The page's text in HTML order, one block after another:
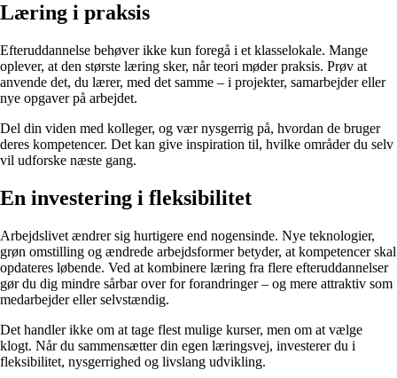
Læring i praksis
Efteruddannelse behøver ikke kun foregå i et klasselokale. Mange
oplever, at den største læring sker, når teori møder praksis. Prøv at
anvende det, du lærer, med det samme – i projekter, samarbejder eller
nye opgaver på arbejdet.
Del din viden med kolleger, og vær nysgerrig på, hvordan de bruger
deres kompetencer. Det kan give inspiration til, hvilke områder du selv
vil udforske næste gang.
En investering i fleksibilitet
Arbejdslivet ændrer sig hurtigere end nogensinde. Nye teknologier,
grøn omstilling og ændrede arbejdsformer betyder, at kompetencer skal
opdateres løbende. Ved at kombinere læring fra flere efteruddannelser
gør du dig mindre sårbar over for forandringer – og mere attraktiv som
medarbejder eller selvstændig.
Det handler ikke om at tage flest mulige kurser, men om at vælge
klogt. Når du sammensætter din egen læringsvej, investerer du i
fleksibilitet, nysgerrighed og livslang udvikling.